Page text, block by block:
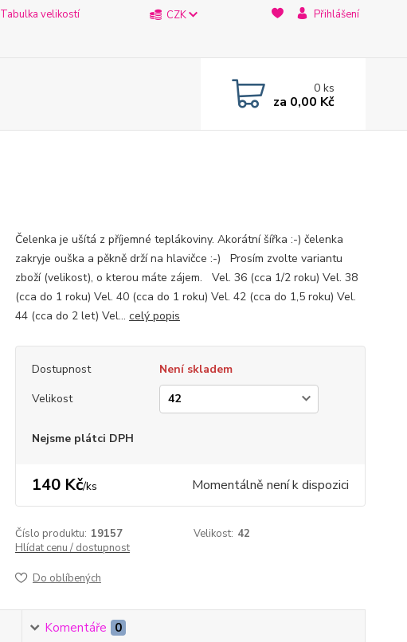
Tabulka velikostí
CZK Přihlášení
0ks
za 0,00 Kč
Čelenka je ušítá z příjemné teplákoviny. Akorátní šířka :-) čelenka
zakryje ouška a pěkně drží na hlavičce :-) Prosím zvolte variantu
zboží (velikost), o kterou máte zájem. Vel. 36 (cca 1/2 roku) Vel. 38
(cca do 1 roku) Vel. 40 (cca do 1 roku) Vel. 42 (cca do 1,5 roku) Vel.
44 (cca do 2 let) Vel... celý popis
Dostupnost
Není skladem
Velikost
Nejsme plátci DPH
140 Kč/ks Momentálně není k dispozici
Číslo produktu: 19157 Velikost: 42
Hlídat cenu / dostupnost
Do oblíbených
Komentáře 0